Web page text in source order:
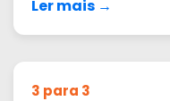
Ler mais →
3 para 3